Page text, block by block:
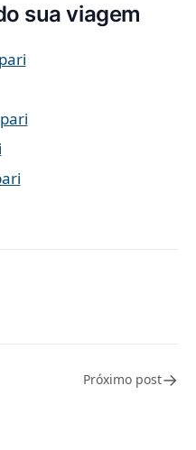
sua viagem
Próximo post→